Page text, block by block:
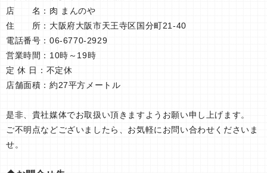
店 名：肉 まんのや
住 所：大阪府大阪市天王寺区国分町21-40
電話番号：06-6770-2929
営業時間：10時～19時
定 休 日：不定休
店舗面積：約27平方メートル
是非、貴社媒体でお取扱い頂きますようお願い申し上げます。
ご不明点などございましたら、お気軽にお問い合わせくださいま
せ。